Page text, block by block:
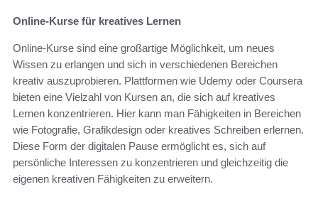
Online-Kurse für kreatives Lernen
Online-Kurse sind eine großartige Möglichkeit, um neues
Wissen zu erlangen und sich in verschiedenen Bereichen
kreativ auszuprobieren. Plattformen wie Udemy oder Coursera
bieten eine Vielzahl von Kursen an, die sich auf kreatives
Lernen konzentrieren. Hier kann man Fähigkeiten in Bereichen
wie Fotografie, Grafikdesign oder kreatives Schreiben erlernen.
Diese Form der digitalen Pause ermöglicht es, sich auf
persönliche Interessen zu konzentrieren und gleichzeitig die
eigenen kreativen Fähigkeiten zu erweitern.